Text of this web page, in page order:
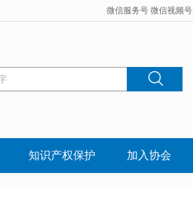
微信服务号 微信视频号
知识产权保护 加入协会